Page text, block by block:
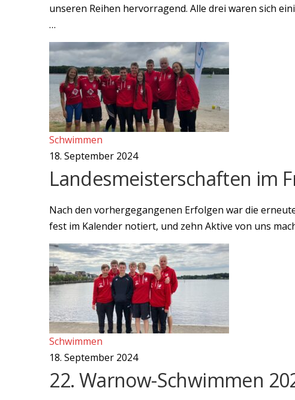
unseren Reihen hervorragend. Alle drei waren sich
…
Schwimmen
18. September 2024
Landesmeisterschaften im
Nach den vorhergegangenen Erfolgen war die
fest im Kalender notiert, und zehn Aktive von uns
Schwimmen
18. September 2024
22. Warnow-Schwimmen